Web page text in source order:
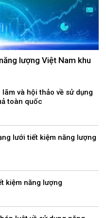
lượng Việt Nam khu
và hội thảo về sử dụng
toàn quốc
lưới tiết kiệm năng lượng
kiệm năng lượng